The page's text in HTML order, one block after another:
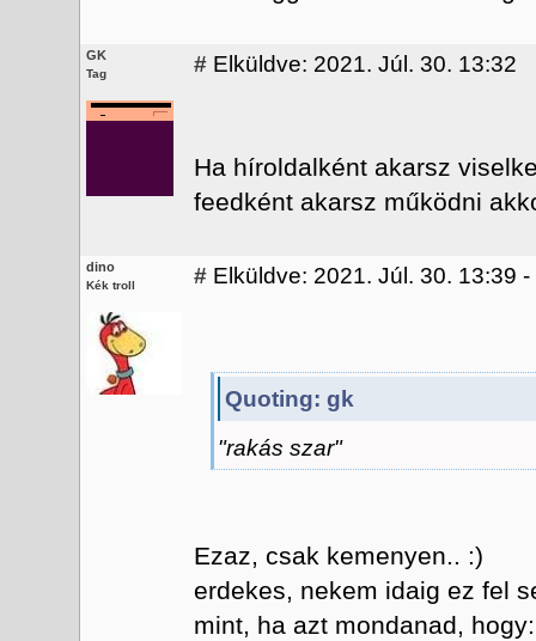
GK
Tag # Elküldve: 2021. Júl. 30. 13:32
Ha híroldalként akarsz
feedként akarsz működni
dino
Kék troll # Elküldve: 2021. Júl. 30. 13:39
Quoting: gk
"rakás szar"
Ezaz, csak kemenyen.. :)
erdekes, nekem idaig ez fel
mint, ha azt mondanad,